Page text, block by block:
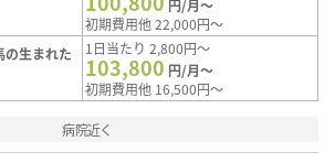
円/月～
初期費用他 22,000円～
の生まれた
1日当たり 2,800円～
103,800 円/月～
初期費用他 16,500円～
病院近く